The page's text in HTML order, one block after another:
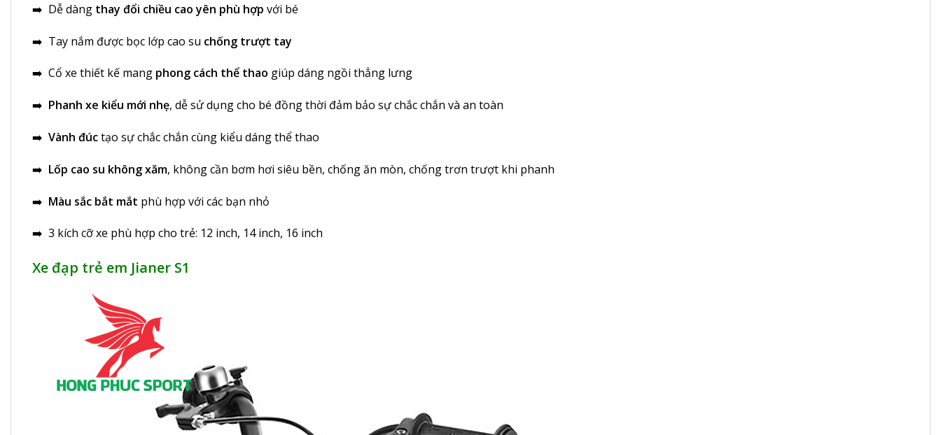
➡️ Dễ dàng thay đổi chiều cao yên phù hợp với bé
➡️ Tay nắm được bọc lớp cao su chống trượt tay
➡️ Cổ xe thiết kế mang phong cách thể thao giúp dáng ngồi thẳng lưng
➡️ Phanh xe kiểu mới nhẹ, dễ sử dụng cho bé đồng thời đảm bảo sự chắc chắn và an toàn
➡️ Vành đúctạo sự chắc chắn cùng kiểu dáng thể thao
➡️ Lốp cao su không xăm, không cần bơm hơi siêu bền, chống ăn mòn, chống trơn trượt khi phanh
➡️ Màu sắc bắt mắt phù hợp với các bạn nhỏ
➡️ 3 kích cỡ xe phù hợp cho trẻ: 12 inch, 14 inch, 16 inch
Xe đạp trẻ em Jianer S1